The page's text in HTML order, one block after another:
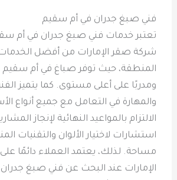
فني صبغ جدران في أم سقيم
تعتبر خدمات فني صبغ جدران في أم
شركة صقر الإمارات من أفضل الخدمات
المنطقة، حيث توفر صباغ في أم
ومدربًا على أعلى مستوى. كما يتميز
والمهارة في التعامل مع جميع أنواع
الالتزام بالمواعيد النهائية لإنجاز
استشارات لاختيار الألوان والتقنيات
مساحة. لذلك، يعتمد العملاء دائمًا
الإمارات عند البحث عن فني صبغ